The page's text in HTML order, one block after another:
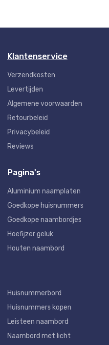
Klantenservice
Verzendkosten
Levertijden
Algemene voorwaarden
Retourbeleid
Privacybeleid
Reviews
Pagina's
Aluminium naamplaten
Goedkope huisnummers
Goedkope naambordjes
Hoefijzer geluk
Houten naambord
Huisnummerbord
Huisnummers kopen
Leisteen naambord
Naambord met licht